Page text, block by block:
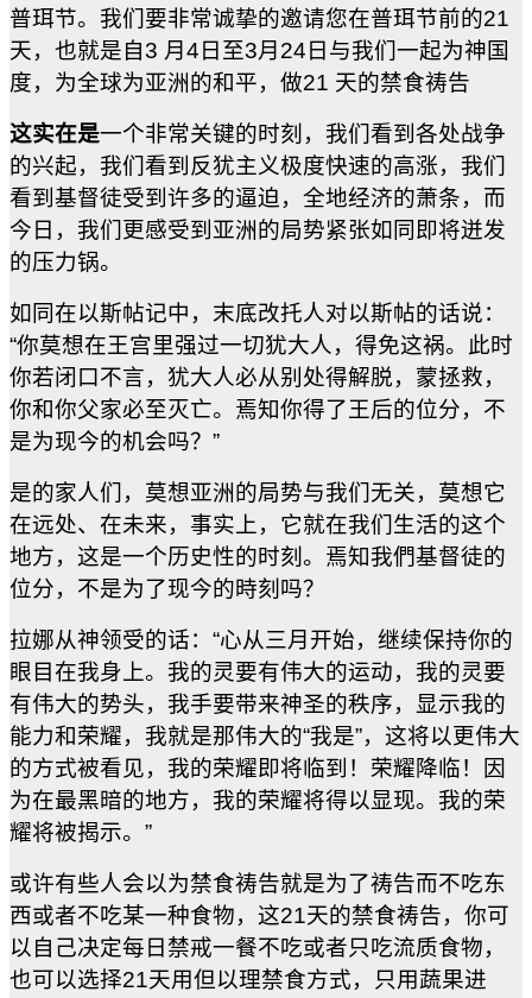
普珥节。我们要非常诚挚的邀请您在普珥节前的21
天，也就是自3 月4日至3月24日与我们一起为神国
度，为全球为亚洲的和平，做21 天的禁食祷告
这实在是一个非常关键的时刻，我们看到各处战争
的兴起，我们看到反犹主义极度快速的高涨，我们
看到基督徒受到许多的逼迫，全地经济的萧条，而
今日，我们更感受到亚洲的局势紧张如同即将迸发
的压力锅。
如同在以斯帖记中，末底改托人对以斯帖的话说：
“你莫想在王宫里强过一切犹大人，得免这祸。此时
你若闭口不言，犹大人必从别处得解脱，蒙拯救，
你和你父家必至灭亡。焉知你得了王后的位分，不
是为现今的机会吗？ ”
是的家人们，莫想亚洲的局势与我们无关，莫想它
在远处、在未来，事实上，它就在我们生活的这个
地方，这是一个历史性的时刻。焉知我們基督徒的
位分，不是为了现今的時刻吗？
拉娜从神领受的话：“心从三月开始，继续保持你的
眼目在我身上。我的灵要有伟大的运动，我的灵要
有伟大的势头，我手要带来神圣的秩序，显示我的
能力和荣耀，我就是那伟大的“我是”，这将以更伟大
的方式被看见，我的荣耀即将临到！荣耀降临！因
为在最黑暗的地方，我的荣耀将得以显现。我的荣
耀将被揭示。 ”
或许有些人会以为禁食祷告就是为了祷告而不吃东
西或者不吃某一种食物，这21天的禁食祷告，你可
以自己决定每日禁戒一餐不吃或者只吃流质食物，
也可以选择21天用但以理禁食方式，只用蔬果进